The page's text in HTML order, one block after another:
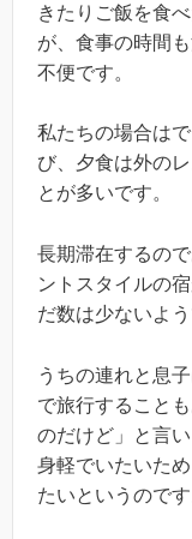
きたりご飯を食
が、食事の時間
不便です。
私たちの場合は
び、夕食は外の
とが多いです。
長期滞在するの
ントスタイルの
だ数は少ないよう
うちの連れと息
で旅行すること
のだけど」と言
身軽でいたいた
たいというのです